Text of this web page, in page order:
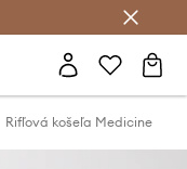
Rifľová košeľa Medicine